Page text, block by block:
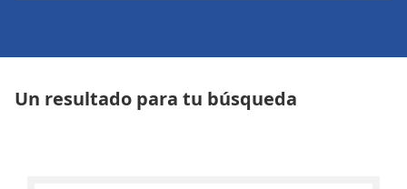
Un resultado para tu búsqueda